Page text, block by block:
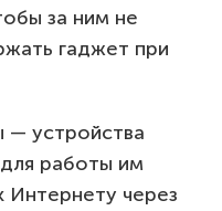
за ним не
гаджет при
— устройства
работы им
Интернету через